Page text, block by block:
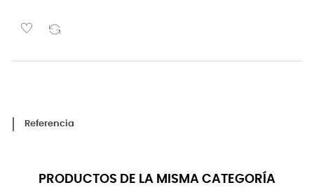
Referencia
PRODUCTOS DE LA MISMA CATEGORÍA